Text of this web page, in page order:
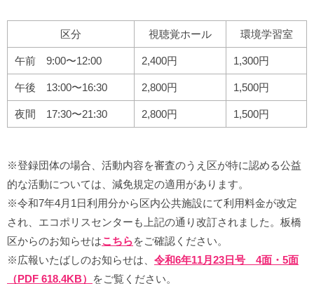
区分 視聴覚ホール 環境学習室
午前 9:00〜12:00 2,400円 1,300円
午後 13:00〜16:30 2,800円 1,500円
夜間 17:30〜21:30 2,800円 1,500円
※登録団体の場合、活動内容を審査のうえ区が特に認める公益
的な活動については、減免規定の適用があります。
※令和7年4月1日利用分から区内公共施設にて利用料金が改定
され、エコポリスセンターも上記の通り改訂されました。板橋
区からのお知らせはこちらをご確認ください。
※広報いたばしのお知らせは、 令和6年11月23日号 4面・5面
（PDF 618.4KB）
をご覧ください。